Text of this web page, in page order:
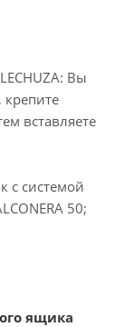
Вы
крепите
вставляете
с системой
50;
ящика